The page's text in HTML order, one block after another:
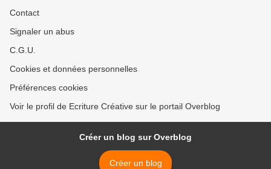
Contact
Signaler un abus
C.G.U.
Cookies et données personnelles
Préférences cookies
Voir le profil de Ecriture Créative sur le portail Overblog
Créer un blog sur Overblog
Créer un blog